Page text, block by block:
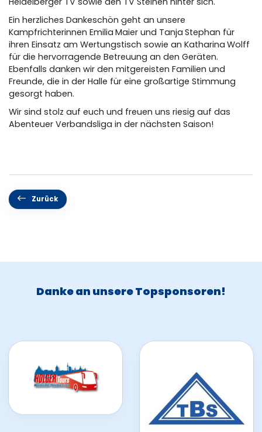
Ein herzliches Dankeschön geht an unsere
Kampfrichterinnen Emilia Maier und Tanja Stephan für
ihren Einsatz am Wertungstisch sowie an Katharina Wolff
für die hervorragende Betreuung an den Geräten.
Ebenfalls danken wir den mitgereisten Familien und
Freunde, die in der Halle für eine großartige Stimmung
gesorgt haben.
Wir sind stolz auf euch und freuen uns riesig auf das
Abenteuer Verbandsliga in der nächsten Saison!
Zurück
Danke an unsere Topsponsoren!